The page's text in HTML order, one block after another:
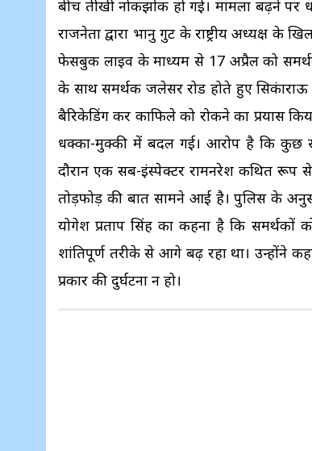
बीच तीखी नोकझोंक हो गई। मामला बढ़ने
राजनेता द्वारा भानु गुट के राष्ट्रीय अध्यक्ष के
फेसबुक लाइव के माध्यम से 17 अप्रैल को
के साथ समर्थक जलेसर रोड होते हुए
बैरिकेडिंग कर काफिले को रोकने का प्रयास
धक्का-मुक्की में बदल गई। आरोप है कि कुछ
दौरान एक सब-इंस्पेक्टर रामनरेश कथित रूप
तोड़फोड़ की बात सामने आई है। पुलिस के
योगेश प्रताप सिंह का कहना है कि समर्थकों
शांतिपूर्ण तरीके से आगे बढ़ रहा था। उन्होंने
प्रकार की दुर्घटना न हो।